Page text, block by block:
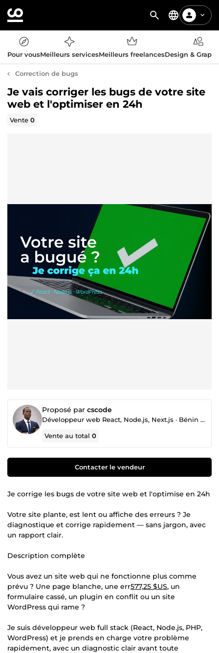
Pour vousMeilleurs servicesMeilleurs freelancesDesign &
Correction de bugs
Je vais corriger les bugs de votre site
web et l'optimiser en 24h
Vente0
Proposé par cscode
Développeur web React, Node.js, Next.js · Bénin GMT+1
Vente au total0
Contacter le vendeur
Je corrige les bugs de votre site web et l'optimise en 24h
Votre site plante, est lent ou affiche des erreurs ? Je
diagnostique et corrige rapidement — sans jargon, avec
un rapport clair.
Description complète
Vous avez un site web qui ne fonctionne plus comme
prévu ? Une page blanche, une err577,25 $US, un
formulaire cassé, un plugin en conflit ou un site
WordPress qui rame ?
Je suis développeur web full stack (React, Node.js, PHP,
WordPress) et je prends en charge votre problème
rapidement, avec un diagnostic clair avant toute